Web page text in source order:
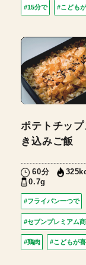
#15分で #こども
ポテトチッ
き込みご飯
60分
0.7g
#フライパン一つで
#セブンプレミアム
#鶏肉 #こどもが